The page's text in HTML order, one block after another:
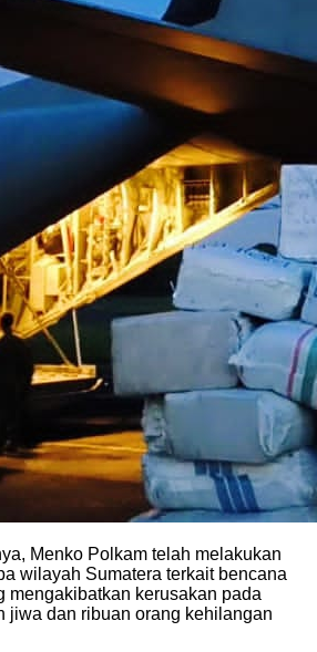
Menko Polkam telah melakukan
wilayah Sumatera terkait bencana
mengakibatkan kerusakan pada
jiwa dan ribuan orang kehilangan